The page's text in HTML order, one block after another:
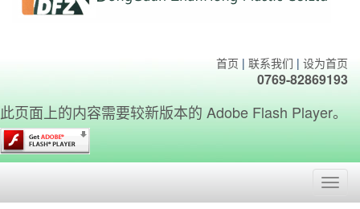
首页 | 联系我们 | 设为首页
0769-82869193
此页面上的内容需要较新版本的 Adobe Flash Player。